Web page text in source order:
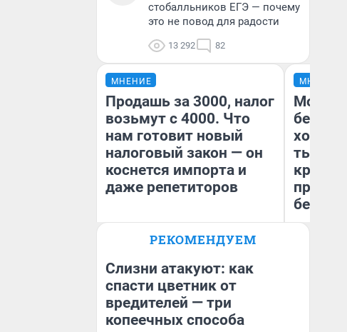
стобалльников ЕГЭ — почему
это не повод для радости
13 292 82
МНЕНИЕ
Продашь за 3000, налог
возьмут с 4000. Что
нам готовит новый
налоговый закон — он
коснется импорта и
даже репетиторов
Анастасия Завгородняя
МНЕНИЕ
Мой
хотела
тысяч,
РЕКОМЕНДУЕМ
Слизни атакуют: как
спасти цветник от
вредителей — три
копеечных способа